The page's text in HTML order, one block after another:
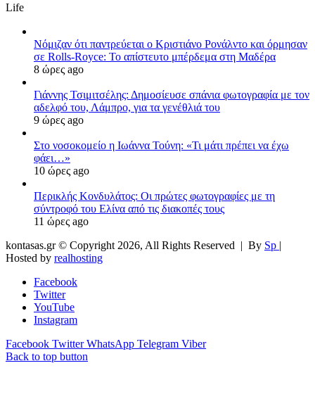
Life
Νόμιζαν ότι παντρεύεται ο Κριστιάνο Ρονάλντο και όρμησαν
σε Rolls-Royce: Το απίστευτο μπέρδεμα στη Μαδέρα
8 ώρες ago
Γιάννης Τσιμιτσέλης: Δημοσίευσε σπάνια φωτογραφία με τον
αδελφό του, Λάμπρο, για τα γενέθλιά του
9 ώρες ago
Στο νοσοκομείο η Ιωάννα Τούνη: «Τι μάτι πρέπει να έχω
φάει…»
10 ώρες ago
Περικλής Κονδυλάτος: Οι πρώτες φωτογραφίες με τη
σύντροφό του Ελίνα από τις διακοπές τους
11 ώρες ago
kontasas.gr © Copyright 2026, All Rights Reserved | By Sp |
Hosted by realhosting
Facebook
Twitter
YouTube
Instagram
Facebook Twitter WhatsApp Telegram Viber
Back to top button